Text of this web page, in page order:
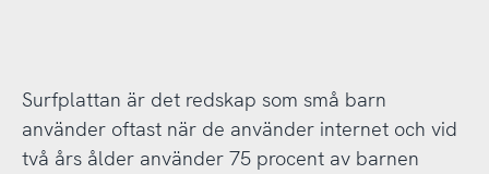
Surfplattan är det redskap som små barn
använder oftast när de använder internet och vid
två års ålder använder 75 procent av barnen